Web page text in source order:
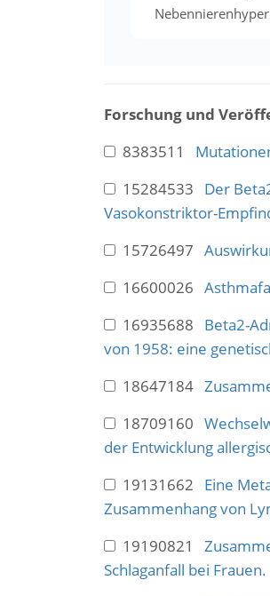
Forschung und
8383511
15284533 Der
Vasokonstriktor-
15726497
16600026
16935688 Beta2-
von 1958: eine
18647184
18709160
der Entwicklung
19131662 Eine
Zusammenhang von
19190821
Schlaganfall bei Frauen.